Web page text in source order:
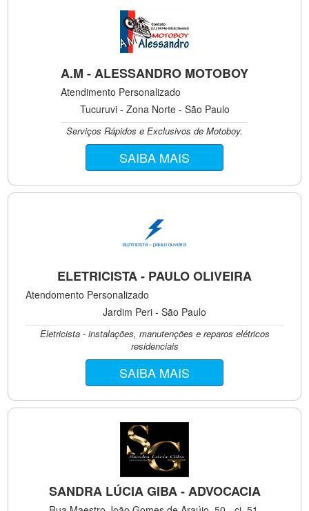
A.M - ALESSANDRO MOTOBOY
Atendimento Personalizado
Tucuruvi - Zona Norte - São Paulo
Serviços Rápidos e Exclusivos de Motoboy.
SAIBA MAIS
ELETRICISTA - PAULO OLIVEIRA
Atendomento Personalizado
Jardim Peri - São Paulo
Eletricista - instalações, manutenções e reparos elétricos
residenciais
SAIBA MAIS
SANDRA LÚCIA GIBA - ADVOCACIA